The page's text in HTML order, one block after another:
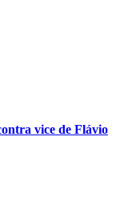
vice de Flávio